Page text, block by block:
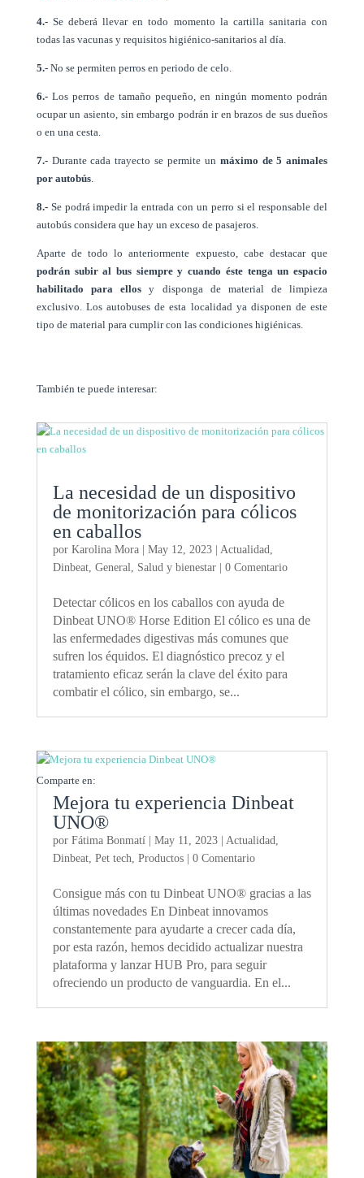
4.-Se deberá llevar en todo momento la cartilla sanitaria con
todas las vacunas y requisitos higiénico-sanitarios al día.
5.-No se permiten perros en periodo de celo.
6.-Los perros de tamaño pequeño, en ningún momento podrán
ocupar un asiento, sin embargo podrán ir en brazos de sus dueños
o en una cesta.
7.-Durante cada trayecto se permite un máximo de 5 animales
por autobús.
8.-Se podrá impedir la entrada con un perro si el responsable del
autobús considera que hay un exceso de pasajeros.
Aparte de todo lo anteriormente expuesto, cabe destacar que
podrán subir al bus siempre y cuando éste tenga un espacio
habilitado para ellos y disponga de material de limpieza
exclusivo. Los autobuses de esta localidad ya disponen de este
tipo de material para cumplir con las condiciones higiénicas.
También te puede interesar:
La necesidad de un dispositivo
de monitorización para cólicos
en caballos
por Karolina Mora| May 12, 2023| Actualidad
Dinbeat, General Salud y bienestar| 0 Comentario
Detectar cólicos en los caballos con ayuda de
Dinbeat UNO® Horse Edition El cólico es una de
las enfermedades digestivas más comunes que
sufren los équidos. El diagnóstico precoz y el
tratamiento eficaz serán la clave del éxito para
combatir el cólico, sin embargo, se...
Mejora tu experiencia Dinbeat
UNO®
por Fátima Bonmatí| May 11, 2023| Actualidad
Dinbeat, Pet tech Productos| 0 Comentario
Consigue más con tu Dinbeat UNO® gracias a las
últimas novedades En Dinbeat innovamos
constantemente para ayudarte a crecer cada día,
por esta razón, hemos decidido actualizar nuestra
plataforma y lanzar HUB Pro, para seguir
ofreciendo un producto de vanguardia. En el...
Comparte en: